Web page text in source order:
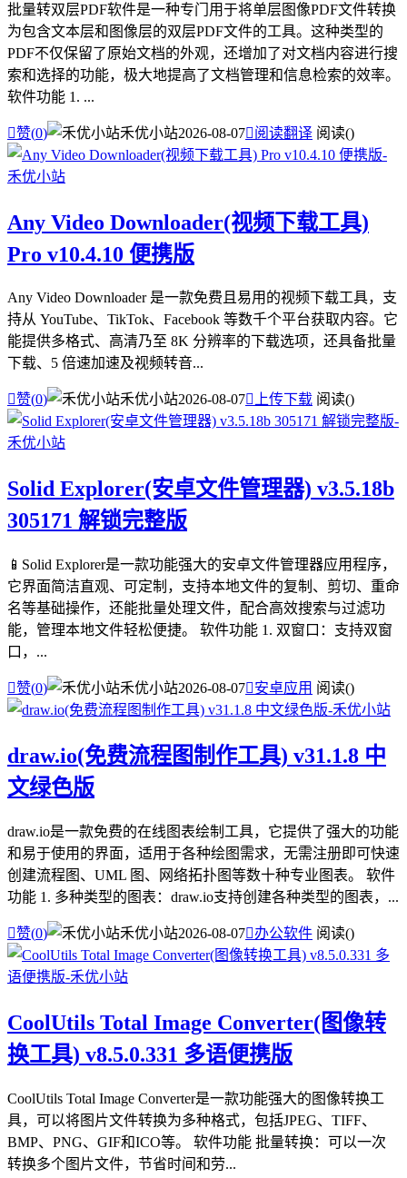
批量转双层PDF软件是一种专门用于将单层图像PDF文件转换
为包含文本层和图像层的双层PDF文件的工具。这种类型的
PDF不仅保留了原始文档的外观，还增加了对文档内容进行搜
索和选择的功能，极大地提高了文档管理和信息检索的效率。
软件功能 1. ...
赞(0) 禾优小站2026-08-07阅读翻译 阅读()
Any Video Downloader(视频下载工具)
Pro v10.4.10 便携版
Any Video Downloader 是一款免费且易用的视频下载工具，支
持从 YouTube、TikTok、Facebook 等数千个平台获取内容。它
能提供多格式、高清乃至 8K 分辨率的下载选项，还具备批量
下载、5 倍速加速及视频转音...
赞(0) 禾优小站2026-08-07上传下载 阅读()
Solid Explorer(安卓文件管理器) v3.5.18b
305171 解锁完整版
📱Solid Explorer是一款功能强大的安卓文件管理器应用程序，
它界面简洁直观、可定制，支持本地文件的复制、剪切、重命
名等基础操作，还能批量处理文件，配合高效搜索与过滤功
能，管理本地文件轻松便捷。 软件功能 1. 双窗口：支持双窗
口，...
赞(0) 禾优小站2026-08-07安卓应用 阅读()
draw.io(免费流程图制作工具) v31.1.8 中
文绿色版
draw.io是一款免费的在线图表绘制工具，它提供了强大的功能
和易于使用的界面，适用于各种绘图需求，无需注册即可快速
创建流程图、UML 图、网络拓扑图等数十种专业图表。 软件
功能 1. 多种类型的图表：draw.io支持创建各种类型的图表，...
赞(0) 禾优小站2026-08-07办公软件 阅读()
CoolUtils Total Image Converter(图像转
换工具) v8.5.0.331 多语便携版
CoolUtils Total Image Converter是一款功能强大的图像转换工
具，可以将图片文件转换为多种格式，包括JPEG、TIFF、
BMP、PNG、GIF和ICO等。 软件功能 批量转换：可以一次
转换多个图片文件，节省时间和劳...